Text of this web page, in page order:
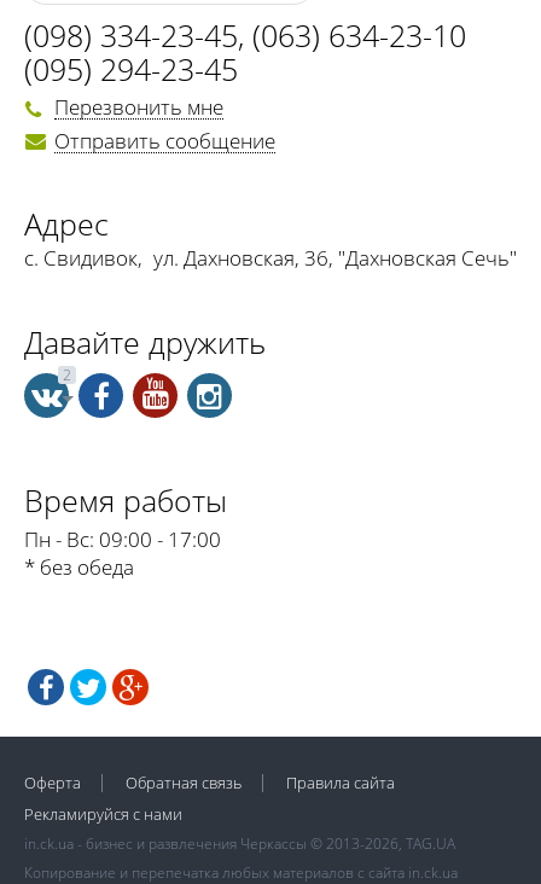
(098) 334-23-45, (063) 634-23-10
(095) 294-23-45
Перезвонить мне
Отправить сообщение
Адрес
c. Свидивок, ул. Дахновская, 36, "Дахновская Сечь"
Давайте дружить
2
Время работы
Пн - Вс: 09:00 - 17:00
* без обеда
Оферта Обратная связь
Правила сайта
Рекламируйся с нами
in.ck.ua - бизнес и развлечения Черкассы © 2013-2026, TAG.UA
Копирование и перепечатка любых материалов с сайта in.ck.ua